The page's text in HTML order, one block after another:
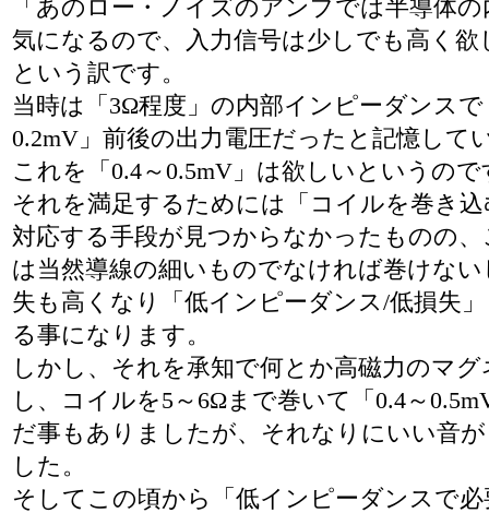
「あのロー・ノイズのアンプでは半導体
気になるので、入力信号は少しでも高く欲
という訳です。
当時は「3Ω程度」の内部インピーダンスで
0.2mV」前後の出力電圧だったと記憶して
これを「0.4～0.5mV」は欲しいというので
それを満足するためには「コイルを巻き
対応する手段が見つからなかったものの
は当然導線の細いものでなければ巻けない
失も高くなり「低インピーダンス/低損失
る事になります。
しかし、それを承知で何とか高磁力のマ
し、コイルを5～6Ωまで巻いて「0.4～
だ事もありましたが、それなりにいい音
した。
そしてこの頃から「低インピーダンスで